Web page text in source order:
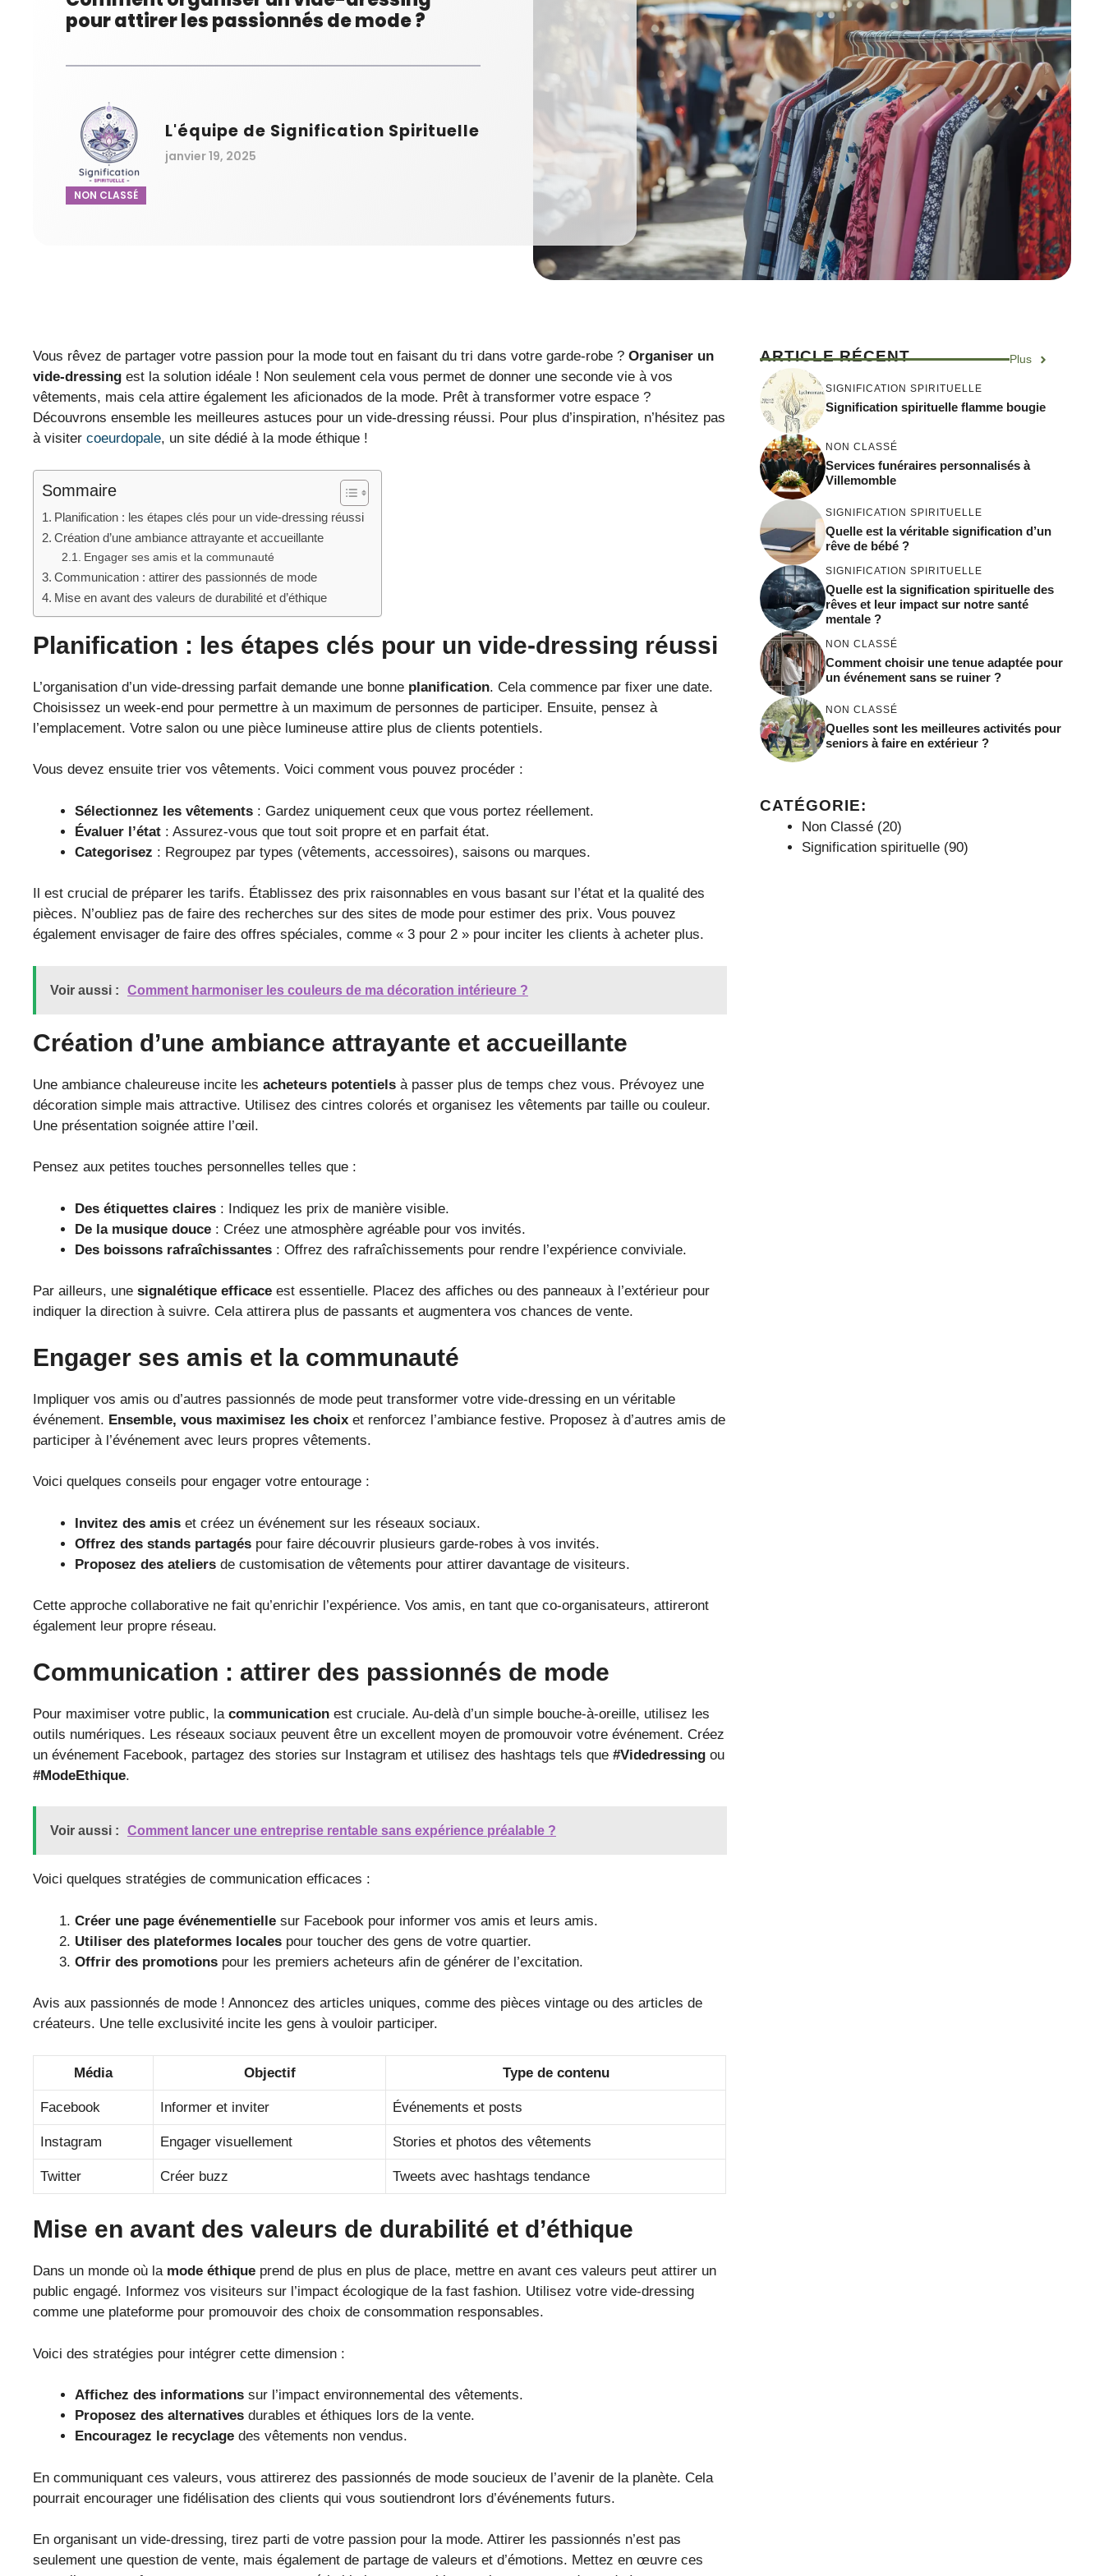
pour attirer les passionnés de mode ?
L'équipe de Signification Spirituelle
janvier 19, 2025
NON CLASSÉ
Vous rêvez de partager votre passion pour la mode tout en faisant du tri dans votre garde-robe ? Organiser un
vide-dressing est la solution idéale ! Non seulement cela vous permet de donner une seconde vie à vos
vêtements, mais cela attire également les aficionados de la mode. Prêt à transformer votre espace ?
Découvrons ensemble les meilleures astuces pour un vide-dressing réussi. Pour plus d’inspiration, n’hésitez pas
à visiter coeurdopale, un site dédié à la mode éthique !
Sommaire
Planification : les étapes clés pour un vide-dressing réussi
Création d’une ambiance attrayante et accueillante
Engager ses amis et la communauté
Communication : attirer des passionnés de mode
Mise en avant des valeurs de durabilité et d’éthique
Planification : les étapes clés pour un vide-dressing réussi
L’organisation d’un vide-dressing parfait demande une bonne planification. Cela commence par fixer une date.
Choisissez un week-end pour permettre à un maximum de personnes de participer. Ensuite, pensez à
l’emplacement. Votre salon ou une pièce lumineuse attire plus de clients potentiels.
Vous devez ensuite trier vos vêtements. Voici comment vous pouvez procéder :
Sélectionnez les vêtements : Gardez uniquement ceux que vous portez réellement.
Évaluer l’état : Assurez-vous que tout soit propre et en parfait état.
Categorisez : Regroupez par types (vêtements, accessoires), saisons ou marques.
Il est crucial de préparer les tarifs. Établissez des prix raisonnables en vous basant sur l’état et la qualité des
pièces. N’oubliez pas de faire des recherches sur des sites de mode pour estimer des prix. Vous pouvez
également envisager de faire des offres spéciales, comme « 3 pour 2 » pour inciter les clients à acheter plus.
Voir aussi : Comment harmoniser les couleurs de ma décoration intérieure ?
Création d’une ambiance attrayante et accueillante
Une ambiance chaleureuse incite les acheteurs potentiels à passer plus de temps chez vous. Prévoyez une
décoration simple mais attractive. Utilisez des cintres colorés et organisez les vêtements par taille ou couleur.
Une présentation soignée attire l’œil.
Pensez aux petites touches personnelles telles que :
Des étiquettes claires : Indiquez les prix de manière visible.
De la musique douce : Créez une atmosphère agréable pour vos invités.
Des boissons rafraîchissantes : Offrez des rafraîchissements pour rendre l’expérience conviviale.
Par ailleurs, une signalétique efficace est essentielle. Placez des affiches ou des panneaux à l’extérieur pour
indiquer la direction à suivre. Cela attirera plus de passants et augmentera vos chances de vente.
Engager ses amis et la communauté
Impliquer vos amis ou d’autres passionnés de mode peut transformer votre vide-dressing en un véritable
événement. Ensemble, vous maximisez les choix et renforcez l’ambiance festive. Proposez à d’autres amis de
participer à l’événement avec leurs propres vêtements.
Voici quelques conseils pour engager votre entourage :
Invitez des amis et créez un événement sur les réseaux sociaux.
Offrez des stands partagés pour faire découvrir plusieurs garde-robes à vos invités.
Proposez des ateliers de customisation de vêtements pour attirer davantage de visiteurs.
Cette approche collaborative ne fait qu’enrichir l’expérience. Vos amis, en tant que co-organisateurs, attireront
également leur propre réseau.
Communication : attirer des passionnés de mode
Pour maximiser votre public, la communication est cruciale. Au-delà d’un simple bouche-à-oreille, utilisez les
outils numériques. Les réseaux sociaux peuvent être un excellent moyen de promouvoir votre événement. Créez
un événement Facebook, partagez des stories sur Instagram et utilisez des hashtags tels que #Videdressing ou
#ModeEthique.
Voir aussi : Comment lancer une entreprise rentable sans expérience préalable ?
Voici quelques stratégies de communication efficaces :
Créer une page événementielle sur Facebook pour informer vos amis et leurs amis.
Utiliser des plateformes locales pour toucher des gens de votre quartier.
Offrir des promotions pour les premiers acheteurs afin de générer de l’excitation.
Avis aux passionnés de mode ! Annoncez des articles uniques, comme des pièces vintage ou des articles de
créateurs. Une telle exclusivité incite les gens à vouloir participer.
Média Objectif Type de contenu
Facebook Informer et inviter Événements et posts
Instagram Engager visuellement Stories et photos des vêtements
Twitter Créer buzz Tweets avec hashtags tendance
Mise en avant des valeurs de durabilité et d’éthique
Dans un monde où la mode éthique prend de plus en plus de place, mettre en avant ces valeurs peut attirer un
public engagé. Informez vos visiteurs sur l’impact écologique de la fast fashion. Utilisez votre vide-dressing
comme une plateforme pour promouvoir des choix de consommation responsables.
Voici des stratégies pour intégrer cette dimension :
Affichez des informations sur l’impact environnemental des vêtements.
Proposez des alternatives durables et éthiques lors de la vente.
Encouragez le recyclage des vêtements non vendus.
En communiquant ces valeurs, vous attirerez des passionnés de mode soucieux de l’avenir de la planète. Cela
pourrait encourager une fidélisation des clients qui vous soutiendront lors d’événements futurs.
En organisant un vide-dressing, tirez parti de votre passion pour la mode. Attirer les passionnés n’est pas
seulement une question de vente, mais également de partage de valeurs et d’émotions. Mettez en œuvre ces
ARTICLE RÉCENT Plus
SIGNIFICATION SPIRITUELLE
Signification spirituelle flamme bougie
NON CLASSÉ
Services funéraires personnalisés à
Villemomble
SIGNIFICATION SPIRITUELLE
Quelle est la véritable signification d’un
rêve de bébé ?
SIGNIFICATION SPIRITUELLE
Quelle est la signification spirituelle des
rêves et leur impact sur notre santé
mentale ?
NON CLASSÉ
Comment choisir une tenue adaptée pour
un événement sans se ruiner ?
NON CLASSÉ
Quelles sont les meilleures activités pour
seniors à faire en extérieur ?
CATÉGORIE:
Non Classé(20)
Signification spirituelle(90)